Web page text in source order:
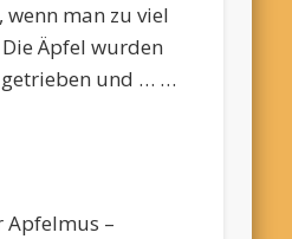
man zu viel
Äpfel wurden
und … …
–